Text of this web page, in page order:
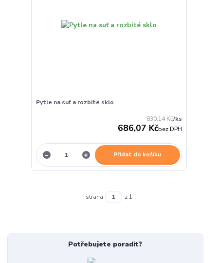
Pytle na suť a rozbité sklo
830,14 Kč/ks
686,07 Kčbez DPH
Přidat do košíku
strana z 1
Potřebujete poradit?